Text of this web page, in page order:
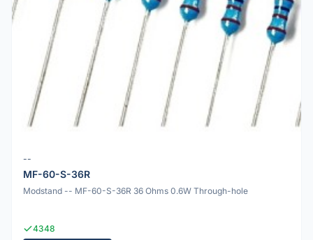
--
MF-60-S-36R
Modstand -- MF-60-S-36R 36 Ohms 0.6W Through-hole
4348